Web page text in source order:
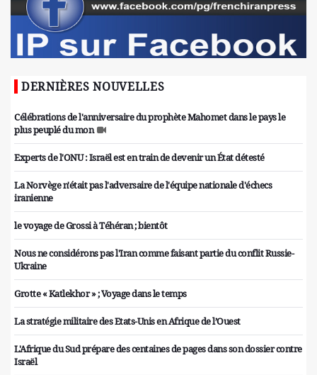
DERNIÈRES NOUVELLES
Célébrations de l'anniversaire du prophète Mahomet dans le pays le
plus peuplé du mon
Experts de l'ONU : Israël est en train de devenir un État détesté
La Norvège n'était pas l'adversaire de l'équipe nationale d'échecs
iranienne
le voyage de Grossi à Téhéran ; bientôt
Nous ne considérons pas l'Iran comme faisant partie du conflit Russie-
Ukraine
Grotte « Katlekhor » ; Voyage dans le temps
La stratégie militaire des Etats-Unis en Afrique de l’Ouest
L'Afrique du Sud prépare des centaines de pages dans son dossier contre
Israël